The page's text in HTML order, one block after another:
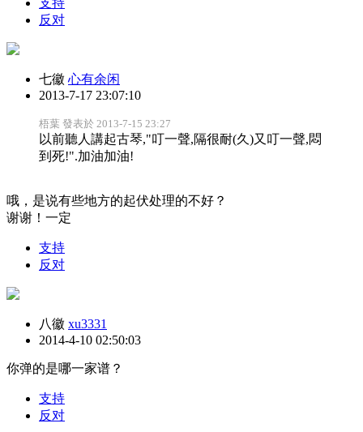
反对
七徽 心有余闲
2013-7-17 23:07:10
梧葉 發表於 2013-7-15 23:27
以前聽人講起古琴,"叮一聲,隔很耐(久)又叮一聲,悶
到死!".加油加油!
哦 ，是说有些地方的起伏处理的不好？
谢谢！一定
支持
反对
八徽 xu3331
2014-4-10 02:50:03
你弹的是哪一家谱？
支持
反对